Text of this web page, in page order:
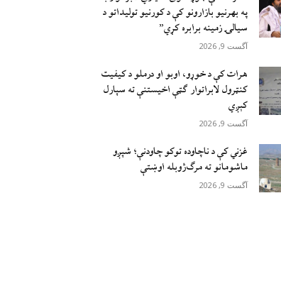
په بهرنیو بازارونو کې د کورنیو تولیداتو د
سیالۍ زمینه برابره کړي”
آگست 9, 2026
هرات کې د خوړو، اوبو او درملو د کیفیت
کنټرول لابراتوار ګټې اخيستنې ته سپارل
کېږي
آگست 9, 2026
غزني کې د ناچاوده توکو چاودنې؛ شپږو
ماشومانو ته مرګ‌ژوبله اوښتې
آگست 9, 2026